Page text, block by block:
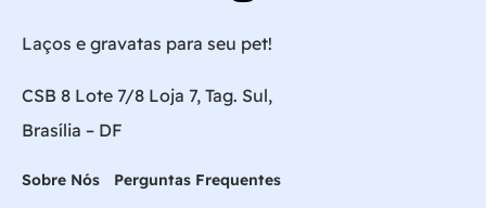
Laços e gravatas para seu pet!
CSB 8 Lote 7/8 Loja 7, Tag. Sul,
Brasília – DF
Sobre Nós Perguntas Frequentes